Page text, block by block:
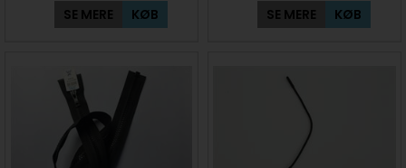
SE MERE KØB SE MERE KØB